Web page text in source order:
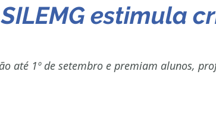
estimula
até 1º de setembro e premiam alunos,